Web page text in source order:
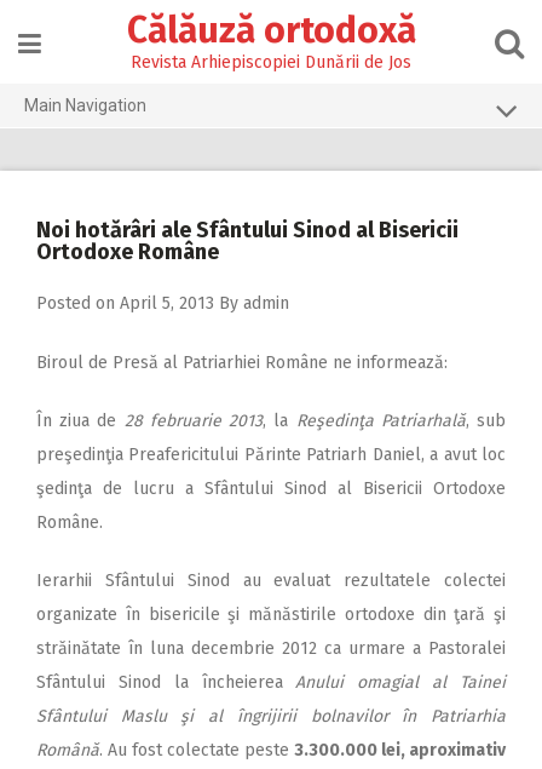
content
Călăuză ortodoxă
Revista Arhiepiscopiei Dunării de Jos
Main Navigation
2025
2022
2021
2020
2016
2015
Noi hotărâri ale Sfântului Sinod al Bisericii
Ortodoxe Române
Posted on April 5, 2013 By admin
Biroul de Presă al Patriarhiei Române ne informează:
În ziua de 28 februarie 2013, la Reşedinţa Patriarhală, sub
preşedinţia Preafericitului Părinte Patriarh Daniel, a avut loc
şedinţa de lucru a Sfântului Sinod al Bisericii Ortodoxe
Române.
Ierarhii Sfântului Sinod au evaluat rezultatele colectei
organizate în bisericile şi mănăstirile ortodoxe din ţară şi
străinătate în luna decembrie 2012 ca urmare a Pastoralei
Sfântului Sinod la încheiereaAnului omagial al Tainei
Sfântului Maslu şi al îngrijirii bolnavilor în Patriarhia
Română. Au fost colectate peste 3.300.000 lei, aproximativ